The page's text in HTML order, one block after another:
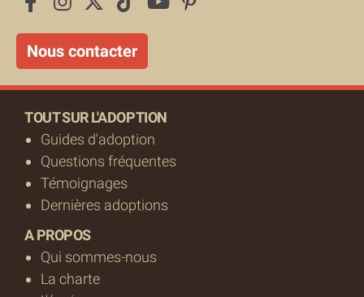
Nous contacter
TOUT SUR L'ADOPTION
Guides d'adoption
Questions fréquentes
Témoignages
Dernières adoptions
A PROPOS
Qui sommes-nous
La charte